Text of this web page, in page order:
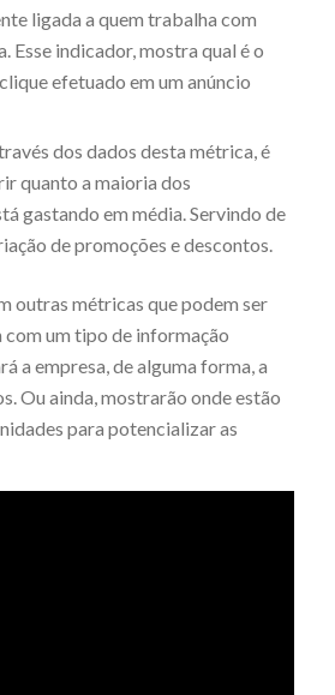
ligada a quem trabalha com
Esse indicador, mostra qual é o
efetuado em um anúncio
dos dados desta métrica, é
quanto a maioria dos
gastando em média. Servindo de
de promoções e descontos.
outras métricas que podem ser
com um tipo de informação
a empresa, de alguma forma, a
Ou ainda, mostrarão onde estão
para potencializar as